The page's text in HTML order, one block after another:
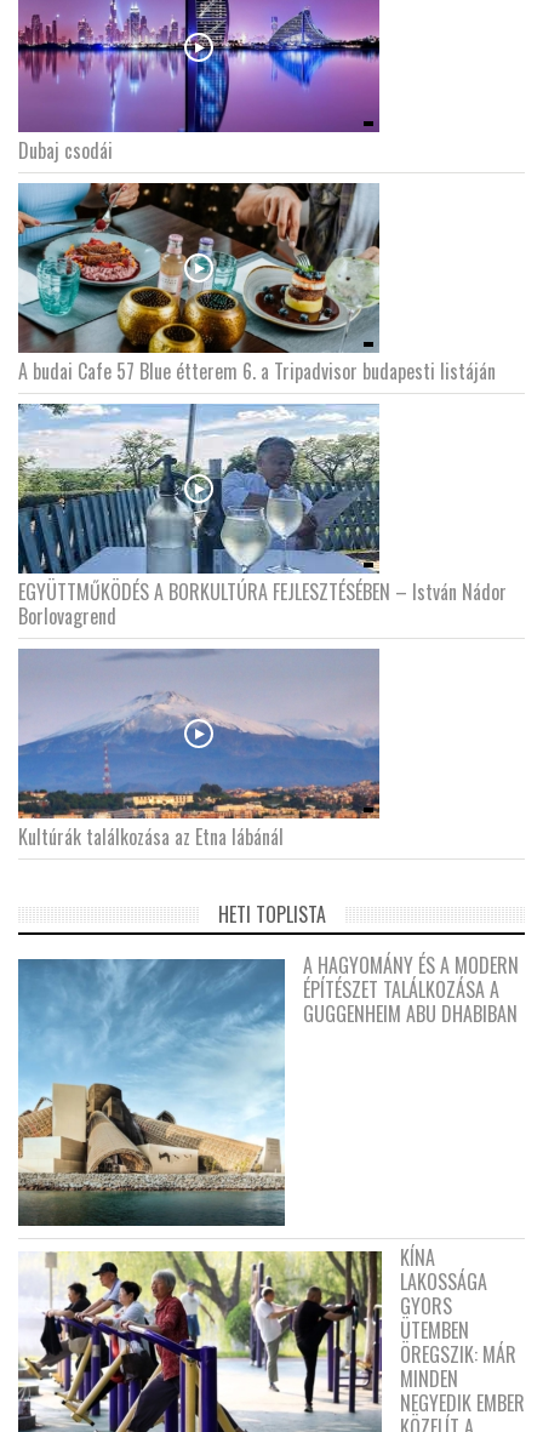
Dubaj csodái
A budai Cafe 57 Blue étterem 6. a Tripadvisor budapesti listáján
EGYÜTTMŰKÖDÉS A BORKULTÚRA FEJLESZTÉSÉBEN – István Nádor
Borlovagrend
Kultúrák találkozása az Etna lábánál
HETI TOPLISTA
A HAGYOMÁNY ÉS A MODERN
ÉPÍTÉSZET TALÁLKOZÁSA A
GUGGENHEIM ABU DHABIBAN
KÍNA
LAKOSSÁGA
GYORS
ÜTEMBEN
ÖREGSZIK: MÁR
MINDEN
NEGYEDIK EMBER